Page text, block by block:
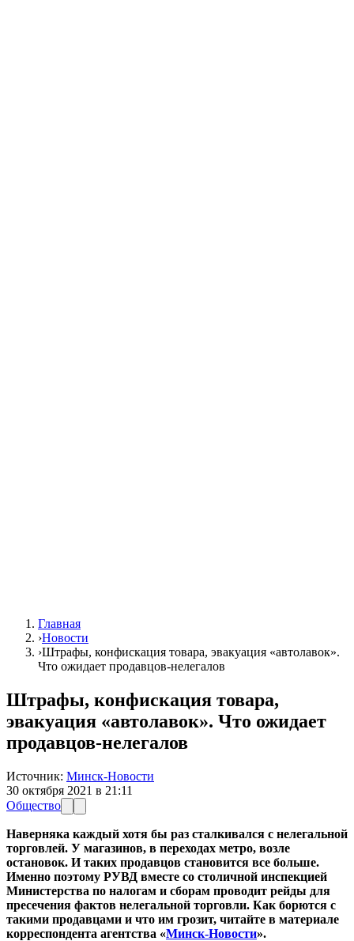
Главная
›Новости
›Штрафы, конфискация товара, эвакуация «автолавок».
Что ожидает продавцов-нелегалов
Штрафы, конфискация товара,
эвакуация «автолавок». Что ожидает
продавцов-нелегалов
Источник: Минск-Новости
30 октября 2021 в 21:11
Общество
Наверняка каждый хотя бы раз сталкивался с нелегальной
торговлей. У магазинов, в переходах метро, возле
остановок. И таких продавцов становится все больше.
Именно поэтому РУВД вместе со столичной инспекцией
Министерства по налогам и сборам проводит рейды для
пресечения фактов нелегальной торговли. Как борются с
такими продавцами и что им грозит, читайте в материале
корреспондента агентства «Минск-Новости».